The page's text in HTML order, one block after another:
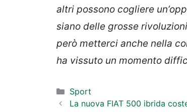
altri possono cogliere
siano delle grosse
però metterci anche nella
ha vissuto un momento
Categorie
Sport
La nuova FIAT 500 ibrida